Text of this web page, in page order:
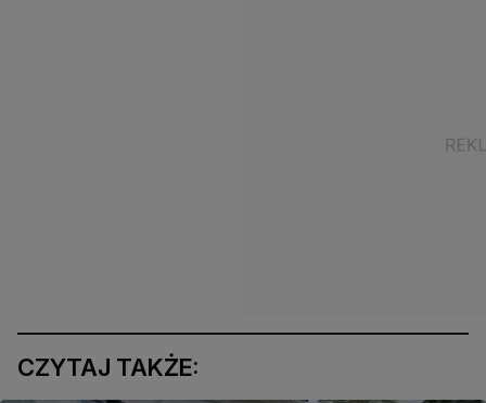
CZYTAJ TAKŻE: